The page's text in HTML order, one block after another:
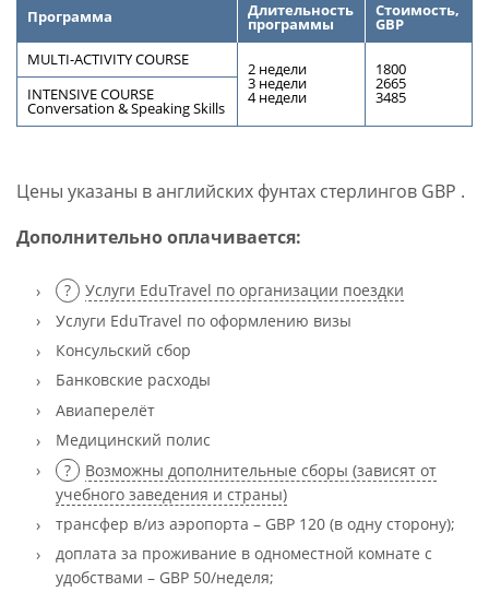
Программа Длительность
программы
Стоимость,
GBP
MULTI-ACTIVITY COURSE
2 недели
3 недели
4 недели
1800
2665
3485
INTENSIVE COURSE
Conversation & Speaking Skills
Цены указаны в английских фунтах стерлингов GBP .
Дополнительно оплачивается:
Услуги EduTravel по организации поездки
Услуги EduTravel по оформлению визы
Консульский сбор
Банковские расходы
Авиаперелёт
Медицинский полис
Возможны дополнительные сборы (зависят от
учебного заведения и страны)
трансфер в/из аэропорта – GBP 120 (в одну сторону);
доплата за проживание в одноместной комнате с
удобствами – GBP 50/неделя;